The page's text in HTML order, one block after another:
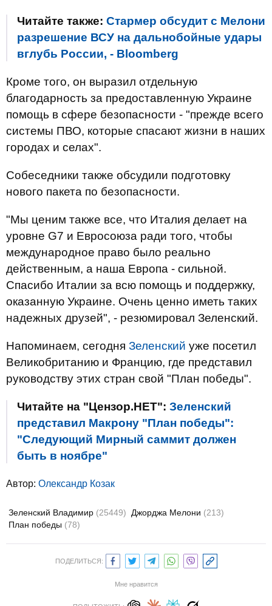
Читайте также: Стармер обсудит с Мелони
разрешение ВСУ на дальнобойные удары
вглубь России, - Bloomberg
Кроме того, он выразил отдельную
благодарность за предоставленную Украине
помощь в сфере безопасности - "прежде всего
системы ПВО, которые спасают жизни в наших
городах и селах".
Собеседники также обсудили подготовку
нового пакета по безопасности.
"Мы ценим также все, что Италия делает на
уровне G7 и Евросоюза ради того, чтобы
международное право было реально
действенным, а наша Европа - сильной.
Спасибо Италии за всю помощь и поддержку,
оказанную Украине. Очень ценно иметь таких
надежных друзей", - резюмировал Зеленский.
Напоминаем, сегодня Зеленский уже посетил
Великобританию и Францию, где представил
руководству этих стран свой "План победы".
Читайте на "Цензор.НЕТ": Зеленский
представил Макрону "План победы":
"Следующий Мирный саммит должен
быть в ноябре"
Автор: Олександр Козак
Зеленский Владимир (25449) Джорджа Мелони (213)
План победы (78)
ПОДЕЛИТЬСЯ:
Мне нравится